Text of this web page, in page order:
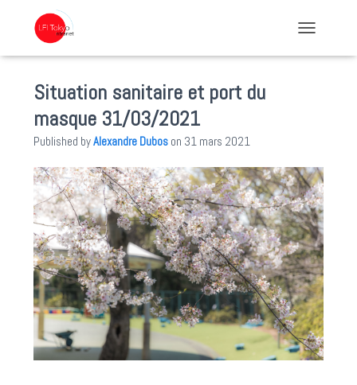
Situation sanitaire et port du
masque 31/03/2021
Published byAlexandre Dubos on 31 mars 2021